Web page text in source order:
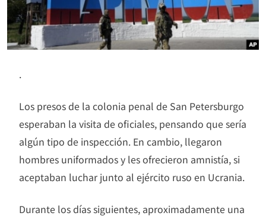
.
Los presos de la colonia penal de San Petersburgo
esperaban la visita de oficiales, pensando que sería
algún tipo de inspección. En cambio, llegaron
hombres uniformados y les ofrecieron amnistía, si
aceptaban luchar junto al ejército ruso en Ucrania.
Durante los días siguientes, aproximadamente una